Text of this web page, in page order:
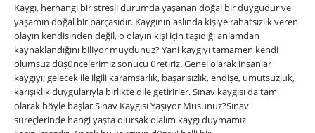
Kaygı, herhangi bir stresli durumda yaşanan doğal bir duygudur ve
yaşamın doğal bir parçasıdır. Kaygının aslında kişiye rahatsızlık veren
olayın kendisinden değil, o olayın kişi için taşıdığı anlamdan
kaynaklandığını biliyor muydunuz? Yani kaygıyı tamamen kendi
olumsuz düşüncelerimiz sonucu üretiriz. Genel olarak insanlar
kaygıyı; gelecek ile ilgili karamsarlık, başarısızlık, endişe, umutsuzluk,
karışıklık duygularıyla birlikte dile getirirler. Sınav kaygısı da tam
olarak böyle başlar.Sınav Kaygısı Yaşıyor Musunuz?Sınav
süreçlerinde hangi yaşta olursak olalım kaygı duymamız